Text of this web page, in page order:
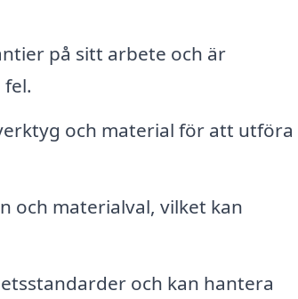
på sitt arbete och är
och material för att utföra
och materialval, vilket kan
och kan hantera